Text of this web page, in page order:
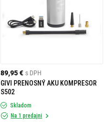
89,95 € s DPH
GIVI PRENOSNÝ AKU KOMPRESOR
S502
Skladom
Na 1 predajni